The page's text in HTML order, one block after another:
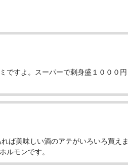
ですよ。スーパーで刺身盛１０００円
ば美味しい酒のアテがいろいろ買えま
ルモンです。